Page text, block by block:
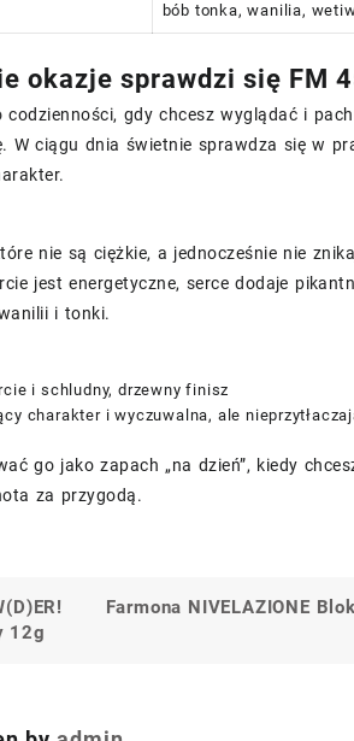
bób tonka, wanilia,
okazje sprawdzi się FM
gdy chcesz wyglądać i
W ciągu dnia świetnie sprawdza się w
nie są ciężkie, a jednocześnie nie
jest energetyczne, serce dodaje
i tonki.
i schludny, drzewny finisz
charakter i wyczuwalna, ale
go jako zapach „na dzień”, kiedy
za przygodą.
12g
Farmona NIVELAZIONE